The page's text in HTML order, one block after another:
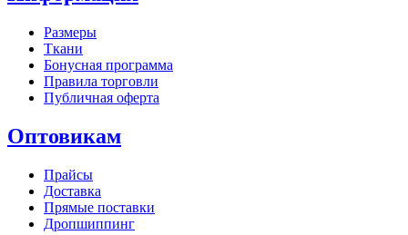
Размеры
Ткани
Бонусная программа
Правила торговли
Публичная оферта
Оптовикам
Прайсы
Доставка
Прямые поставки
Дропшиппинг